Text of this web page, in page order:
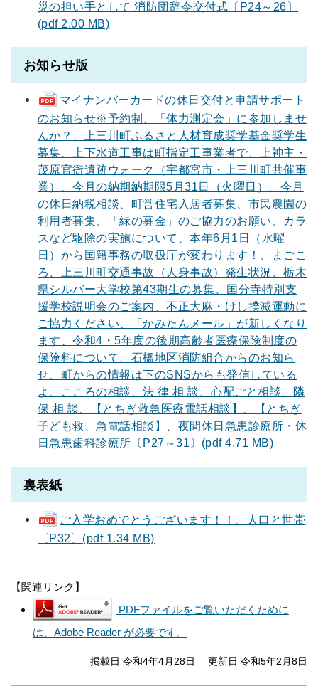
災の担い手として 消防団辞令交付式〔P24～26〕
(pdf 2.00 MB)
お知らせ版
マイナンバーカードの休日交付と申請サポート
のお知らせ※予約制、「体力測定会」に参加しませ
んか？、上三川町ふるさと人材育成奨学基金奨学生
募集、上下水道工事は町指定工事業者で、上神主・
茂原官衙遺跡ウォーク（宇都宮市・上三川町共催事
業）、今月の納期納期限5月31日（火曜日）、今月
の休日納税相談、町営住宅入居者募集、市民農園の
利用者募集、「緑の募金」のご協力のお願い、カラ
スなど駆除の実施について、本年6月1日（水曜
日）から国籍事務の取扱庁が変わります！、まごこ
ろ、上三川町交通事故（人身事故）発生状況、栃木
県シルバー大学校第43期生の募集、国分寺特別支
援学校説明会のご案内、不正大麻・けし撲滅運動に
ご協力ください、「かみたんメール」が新しくなり
ます、令和4・5年度の後期高齢者医療保険制度の
保険料について、石橋地区消防組合からのお知ら
せ、町からの情報は下のSNSからも発信している
よ、こころの相談、法 律 相 談、心配ごと相談、隣
保 相 談、【とちぎ救急医療電話相談】、【とちぎ
子ども救、急電話相談】、夜間休日急患診療所・休
日急患歯科診療所〔P27～31〕(pdf 4.71 MB)
裏表紙
ご入学おめでとうございます！！、人口と世帯
〔P32〕(pdf 1.34 MB)
【関連リンク】
PDFファイルをご覧いただくために
は、Adobe Reader が必要です。
掲載日 令和4年4月28日 更新日 令和5年2月8日